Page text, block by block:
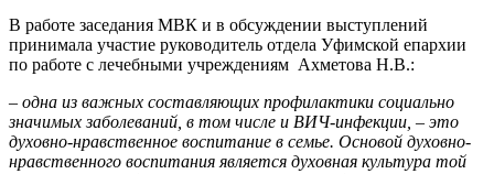
В работе заседания МВК и в обсуждении выступлений
принимала участие руководитель отдела Уфимской епархии
по работе с лечебными учреждениям Ахметова Н.В.:
– одна из важных составляющих профилактики социально
значимых заболеваний, в том числе и ВИЧ-инфекции, – это
духовно-нравственное воспитание в семье. Основой духовно-
нравственного воспитания является духовная культура той